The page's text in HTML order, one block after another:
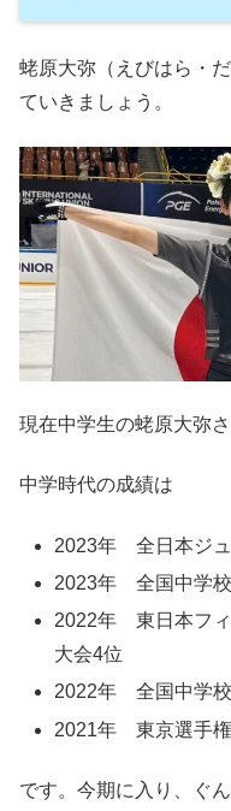
蛯原大弥（えびはら・
ていきましょう。
現在中学生の蛯原大弥さ
中学時代の成績は
2023年 全日本ジ
2023年 全国中学
2022年 東日本フ
大会4位
2022年 全国中学
2021年 東京選手
です。今期に入り、ぐ